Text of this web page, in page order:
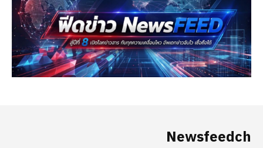
Newsfeedch